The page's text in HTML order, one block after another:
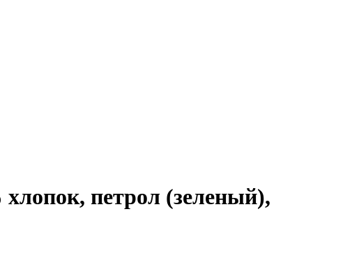
петрол (зеленый),